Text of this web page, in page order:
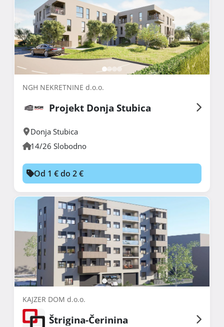
NGH NEKRETNINE d.o.o.
Projekt Donja Stubica
Donja Stubica
14/26 Slobodno
Od 1 € do 2 €
KAJZER DOM d.o.o.
Štrigina-Čerinina